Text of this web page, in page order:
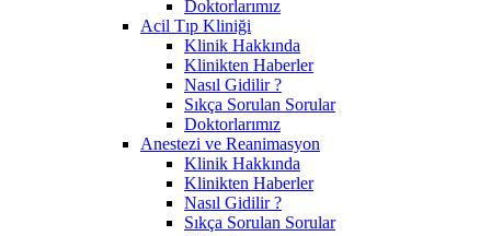
Doktorlarımız
Acil Tıp Kliniği
Klinik Hakkında
Klinikten Haberler
Nasıl Gidilir ?
Sıkça Sorulan Sorular
Doktorlarımız
Anestezi ve Reanimasyon
Klinik Hakkında
Klinikten Haberler
Nasıl Gidilir ?
Sıkça Sorulan Sorular